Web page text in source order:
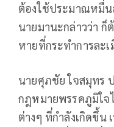
ต้องใช้ประมาณหมื่น
นายมานะกล่าวว่า ก็
หายที่กระทำการละเ
นายศุภชัย ใจสมุทร
กฎหมายพรรคภูมิใจ
ต่างๆ ที่กําลังเกิดขึ้น